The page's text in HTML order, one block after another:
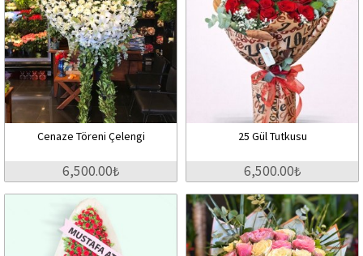
Cenaze Töreni Çelengi
6,500.00₺
25 Gül Tutkusu
6,500.00₺